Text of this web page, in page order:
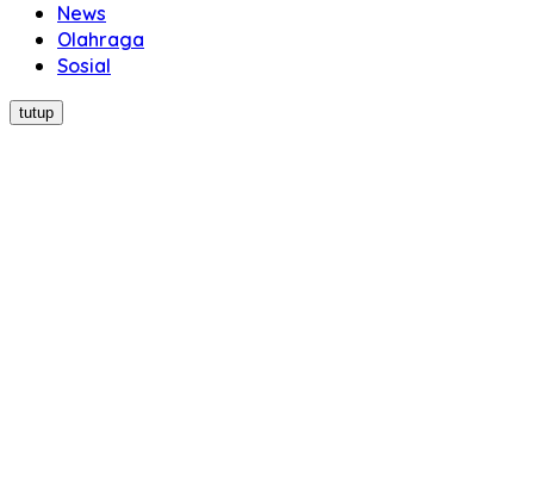
News
Olahraga
Sosial
tutup